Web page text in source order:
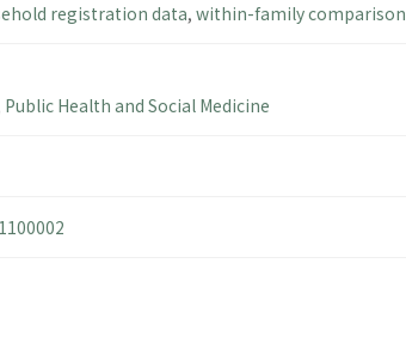
registration data, within-family comparison
Public Health and Social Medicine